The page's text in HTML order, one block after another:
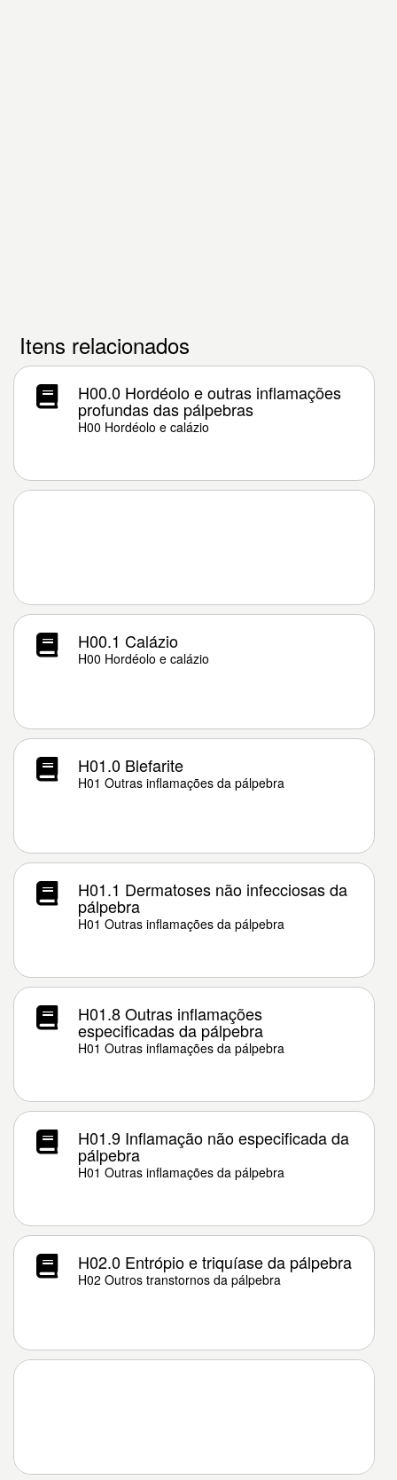
Itens relacionados
H00.0 Hordéolo e outras inflamações
profundas das pálpebras
H00 Hordéolo e calázio
H00.1 Calázio
H00 Hordéolo e calázio
H01.0 Blefarite
H01 Outras inflamações da pálpebra
H01.1 Dermatoses não infecciosas da
pálpebra
H01 Outras inflamações da pálpebra
H01.8 Outras inflamações
especificadas da pálpebra
H01 Outras inflamações da pálpebra
H01.9 Inflamação não especificada da
pálpebra
H01 Outras inflamações da pálpebra
H02.0 Entrópio e triquíase da pálpebra
H02 Outros transtornos da pálpebra